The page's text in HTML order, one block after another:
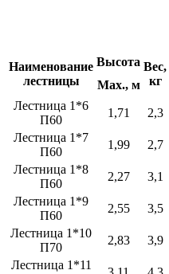
Наименование
лестницы
Высота Вес,
кг
Max., м
Лестница 1*6
П60
1,71 2,3
Лестница 1*7
П60
1,99 2,7
Лестница 1*8
П60
2,27 3,1
Лестница 1*9
П60
2,55 3,5
Лестница 1*10
П70
2,83 3,9
Лестница 1*11